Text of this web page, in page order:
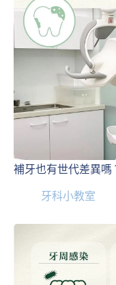
補牙也有世代差異嗎
牙科小教室